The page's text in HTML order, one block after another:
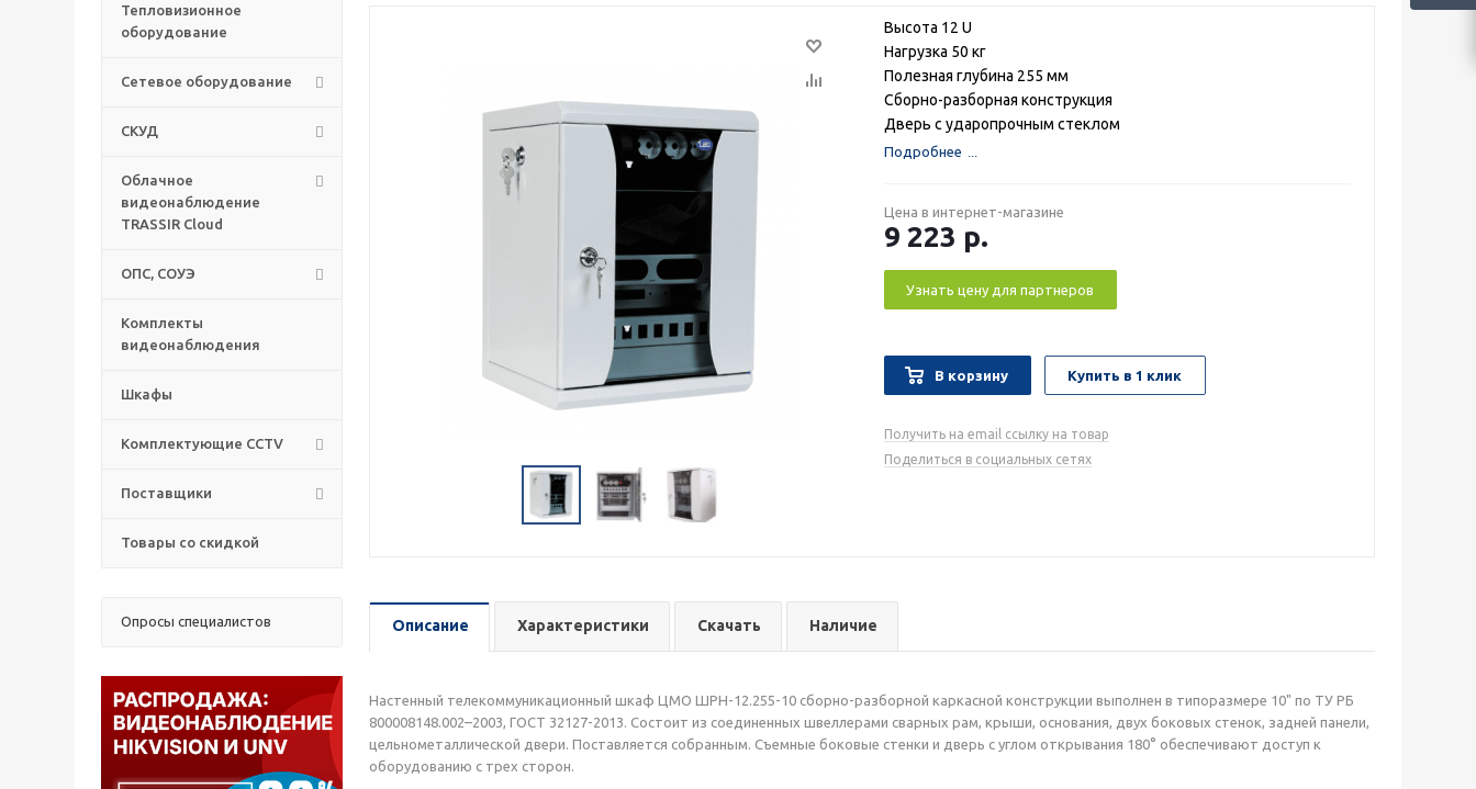
Тепловизионное
оборудование
Сетевое оборудование
СКУД
Облачное
видеонаблюдение
TRASSIR Cloud
ОПС, СОУЭ
Комплекты
видеонаблюдения
Шкафы
Комплектующие CCTV
Поставщики
Товары со скидкой
Опросы специалистов
Высота 12 U
Нагрузка 50 кг
Полезная глубина 255 мм
Сборно-разборная конструкция
Дверь с ударопрочным стеклом
Подробнее
Цена в интернет-магазине
9 223 р.
Узнать цену для партнеров
В корзину Купить в 1 клик
Получить на email ссылку на товар
Поделиться в социальных сетях
Описание Характеристики Скачать Наличие
Настенный телекоммуникационный шкаф ЦМО ШРН-12.255-10 сборно-разборной каркасной конструкции выполнен в типоразмере 10" по ТУ РБ
800008148.002–2003, ГОСТ 32127-2013. Состоит из соединенных швеллерами сварных рам, крыши, основания, двух боковых стенок, задней панели,
цельнометаллической двери. Поставляется собранным. Съемные боковые стенки и дверь с углом открывания 180° обеспечивают доступ к
оборудованию с трех сторон.